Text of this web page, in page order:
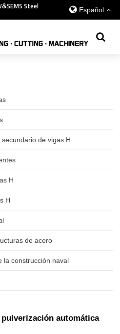
Steel
Español
de pulverización automática
de vigas H
H
H
de acero
la construcción naval
automática